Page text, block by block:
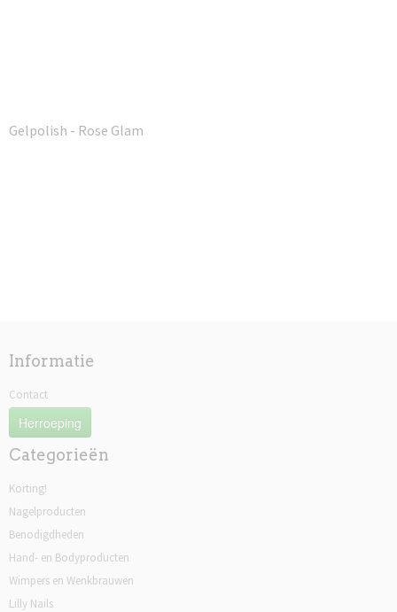
Gelpolish - Rose Glam
Informatie
Contact
Herroeping
Categorieën
Korting!
Nagelproducten
Benodigdheden
Hand- en Bodyproducten
Wimpers en Wenkbrauwen
Lilly Nails